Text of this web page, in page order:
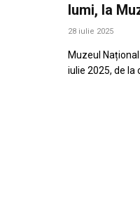
lumi, la
28 iulie 2025
Muzeul
iulie 2025, de la